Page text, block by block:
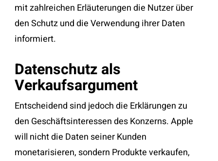
mit zahlreichen Erläuterungen die Nutzer über
den Schutz und die Verwendung ihrer Daten
informiert.
Datenschutz als
Verkaufsargument
Entscheidend sind jedoch die Erklärungen zu
den Geschäftsinteressen des Konzerns. Apple
will nicht die Daten seiner Kunden
monetarisieren, sondern Produkte verkaufen,